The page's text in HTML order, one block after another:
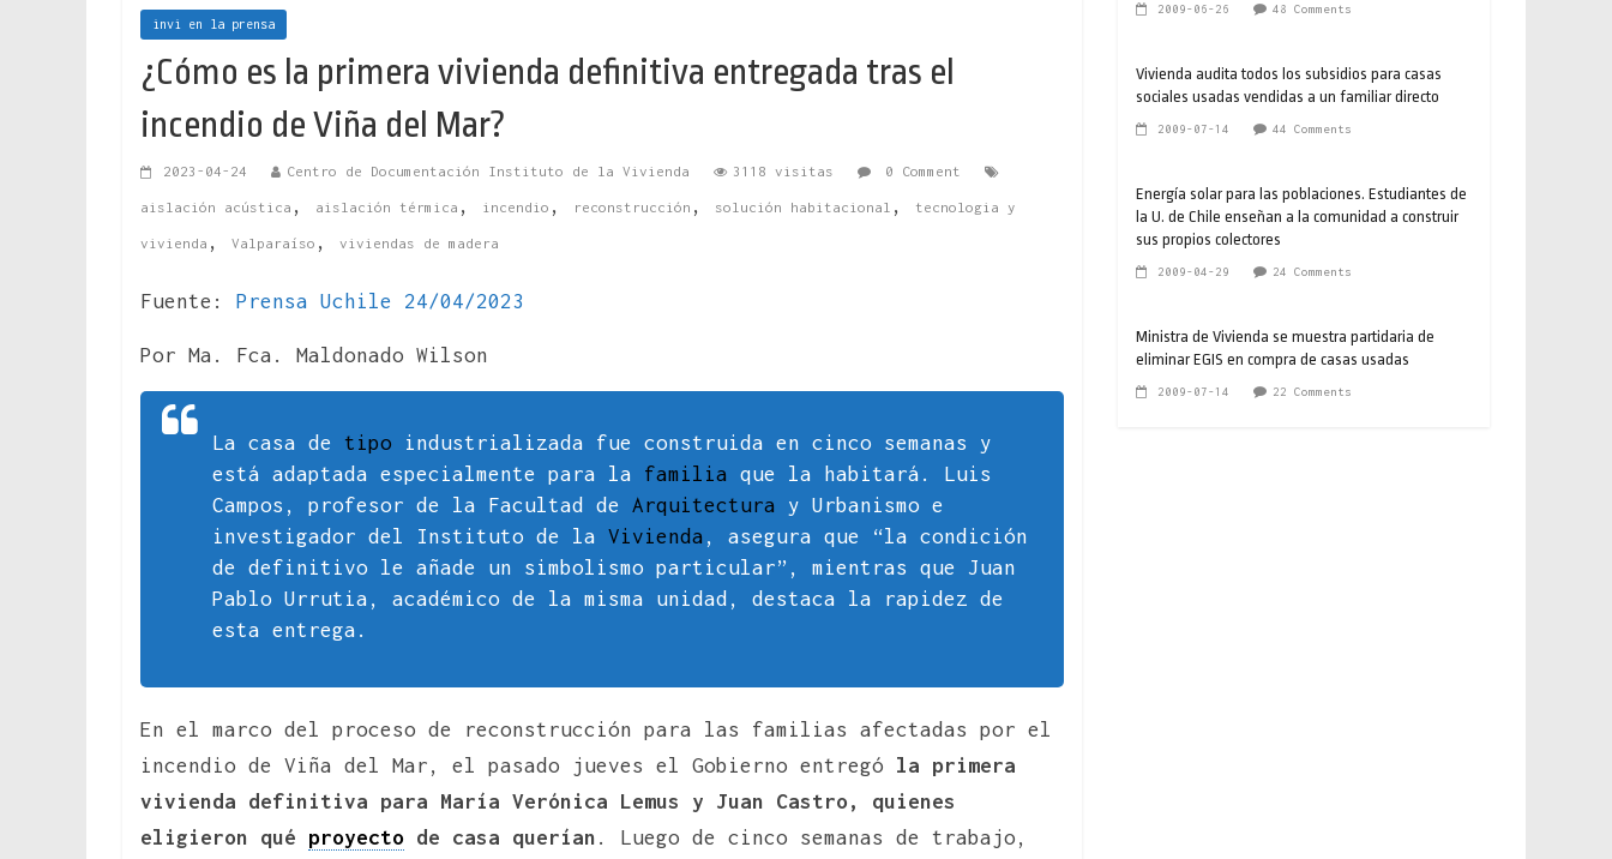
invi en la prensa
¿Cómo es la primera vivienda definitiva entregada tras el
incendio de Viña del Mar?
2023-04-24 Centro de Documentación Instituto de la Vivienda 3118 visitas 0 Comment
aislación acústica , aislación térmica , incendio , reconstrucción , solución habitacional , tecnologia y
vivienda , Valparaíso , viviendas de madera
Fuente: Prensa Uchile 24/04/2023
Por Ma. Fca. Maldonado Wilson
La casa de tipo industrializada fue construida en cinco semanas y
está adaptada especialmente para la familia que la habitará. Luis
Campos, profesor de la Facultad de Arquitectura y Urbanismo e
investigador del Instituto de la Vivienda , asegura que “la condición
de definitivo le añade un simbolismo particular”, mientras que Juan
Pablo Urrutia, académico de la misma unidad, destaca la rapidez de
esta entrega.
En el marco del proceso de reconstrucción para las familias afectadas por el
incendio de Viña del Mar, el pasado jueves el Gobierno entregó la primera
vivienda definitiva para María Verónica Lemus y Juan Castro, quienes
eligieron qué proyecto de casa querían . Luego de cinco semanas de trabajo,
2009-06-26 48 Comments
Vivienda audita todos los subsidios para casas
sociales usadas vendidas a un familiar directo
2009-07-14 44 Comments
Energía solar para las poblaciones. Estudiantes de
la U. de Chile enseñan a la comunidad a construir
sus propios colectores
2009-04-29 24 Comments
Ministra de Vivienda se muestra partidaria de
eliminar EGIS en compra de casas usadas
2009-07-14 22 Comments